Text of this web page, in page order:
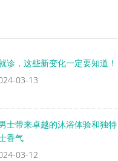
诊，这些新变化一定要知道！
03-13
士带来卓越的沐浴体验和独特
香气
03-12